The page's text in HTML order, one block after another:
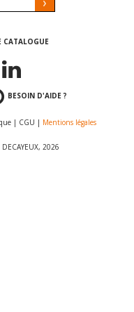
CATALOGUE
BESOIN D'AIDE ?
| CGU | Mentions légales
2026